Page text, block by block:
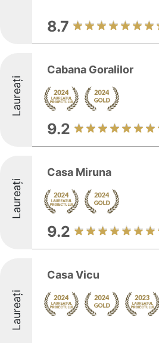
8.7
Laureați
Cabana Goralilor
9.2
Laureați
Casa Miruna
9.2
Laureați
Casa Vicu